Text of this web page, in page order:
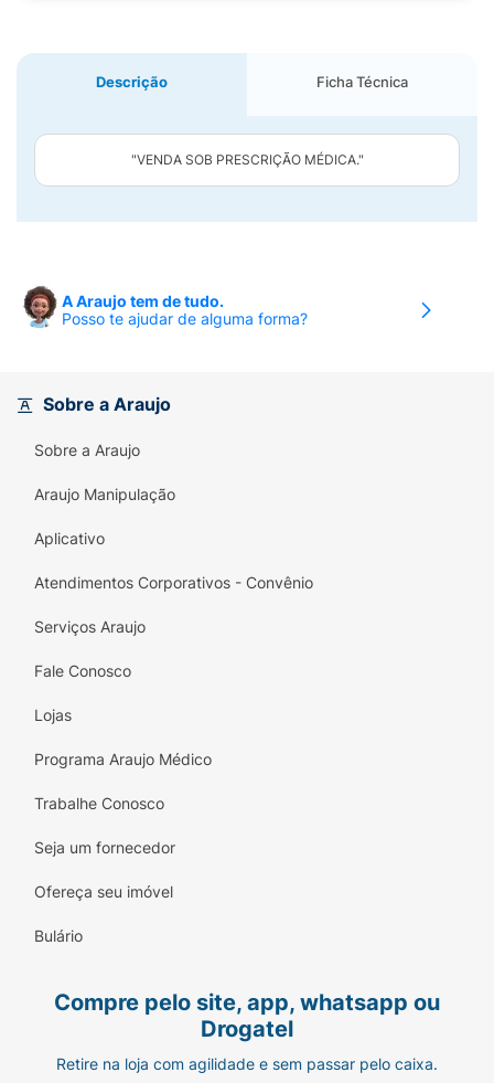
Descrição Ficha Técnica
"VENDA SOB PRESCRIÇÃO MÉDICA."
A Araujo tem de tudo.
Posso te ajudar de alguma forma?
Sobre a Araujo
Sobre a Araujo
Araujo Manipulação
Aplicativo
Atendimentos Corporativos - Convênio
Serviços Araujo
Fale Conosco
Lojas
Programa Araujo Médico
Trabalhe Conosco
Seja um fornecedor
Ofereça seu imóvel
Bulário
Compre pelo site, app, whatsapp ou
Drogatel
Retire na loja com agilidade e sem passar pelo caixa.